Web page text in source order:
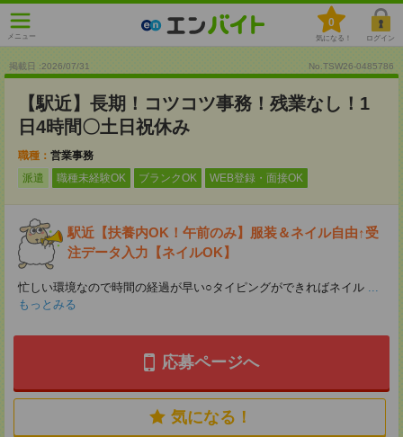
メニュー
0
気になる！ ログイン
掲載日 :2026/07/31 No.TSW26-0485786
【駅近】長期！コツコツ事務！残業なし！1
日4時間〇土日祝休み
職種： 営業事務
派遣
職種未経験OK ブランクOK WEB登録・面接OK
駅近【扶養内OK！午前のみ】服装＆ネイル自由↑受
注データ入力【ネイルOK】
忙しい環境なので時間の経過が早い○タイピングができればネイル ...
もっとみる
応募ページへ
気になる！